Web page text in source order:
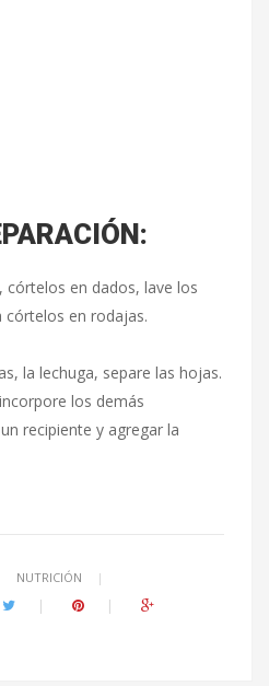
en dados, lave los
córtelos en rodajas.
la lechuga, separe las hojas.
los demás
recipiente y agregar la
NUTRICIÓN |